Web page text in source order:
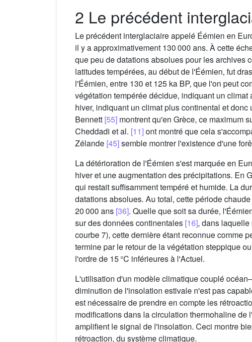
2 Le précédent
Le précédent interglaciaire appelé Éémien en
il y a approximativement 130 000 ans. À cette
que peu de datations absolues pour les archives
latitudes tempérées, au début de l'Éémien, fut
l'Éémien, entre 130 et 125 ka BP, que l'on peut
végétation tempérée décidue, indiquant un climat
hiver, indiquant un climat plus continental et
Bennett [55] montrent qu'en Grèce, ce maximum
Cheddadi et al. [11]ont montré que cela
Zélande [45]semble montrer l'existence d'une
La détérioration de l'Éémien s'est marquée en
hiver et une augmentation des précipitations. En
qui restait suffisamment tempéré et humide. La
datations absolues. Au total, cette période
20 000 ans [36]. Quelle que soit sa durée,
sur des données continentales [16], dans
courbe 7), cette dernière étant reconnue comme
termine par le retour de la végétation steppique
l'ordre de 15 °C inférieures à l'Actuel.
L'utilisation d'un modèle climatique couplé
diminution de l'insolation estivale n'est pas
est nécessaire de prendre en compte les
modifications dans la circulation thermohaline
amplifient le signal de l'insolation. Ceci montre
rétroaction, du système climatique.